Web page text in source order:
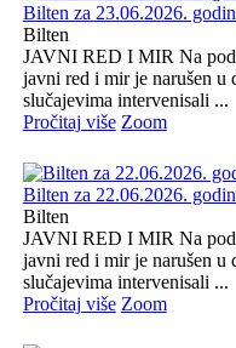
Bilten za 23.06.2026.
Bilten
JAVNI RED I MIR Na
javni red i mir je narušen u
slučajevima intervenisali ...
Pročitaj više Zoom
Bilten za 22.06.2026.
Bilten
JAVNI RED I MIR Na
javni red i mir je narušen u
slučajevima intervenisali ...
Pročitaj više Zoom